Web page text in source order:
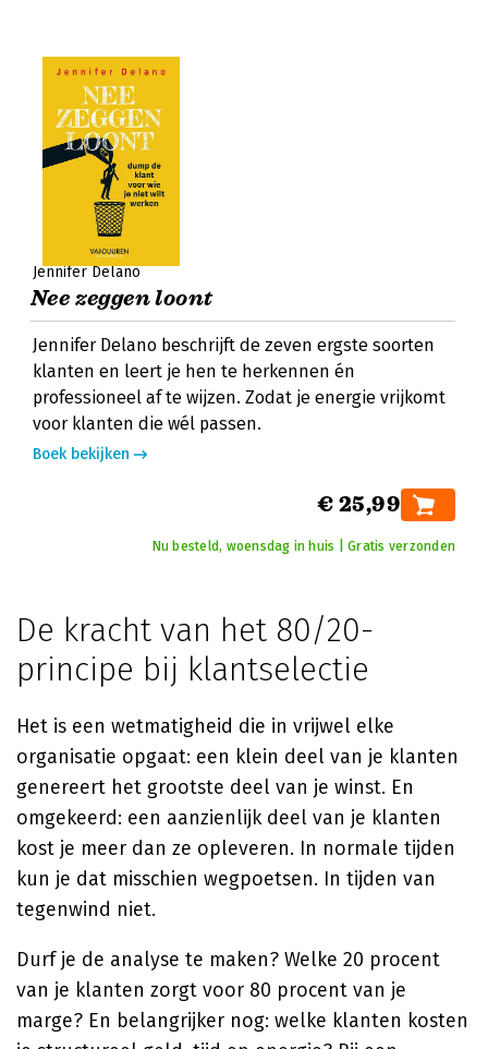
Jennifer Delano
Nee zeggen loont
Jennifer Delano beschrijft de zeven ergste soorten
klanten en leert je hen te herkennen én
professioneel af te wijzen. Zodat je energie vrijkomt
voor klanten die wél passen.
Boek bekijken
€ 25,99
Nu besteld, woensdag in huis | Gratis verzonden
De kracht van het 80/20-
principe bij klantselectie
Het is een wetmatigheid die in vrijwel elke
organisatie opgaat: een klein deel van je klanten
genereert het grootste deel van je winst. En
omgekeerd: een aanzienlijk deel van je klanten
kost je meer dan ze opleveren. In normale tijden
kun je dat misschien wegpoetsen. In tijden van
tegenwind niet.
Durf je de analyse te maken? Welke 20 procent
van je klanten zorgt voor 80 procent van je
marge? En belangrijker nog: welke klanten kosten